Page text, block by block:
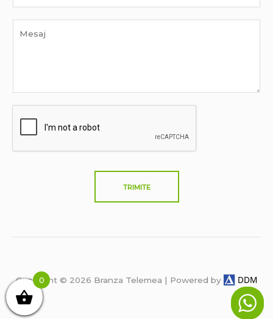
m
a
g
TRIMITE
Copyright © 2026 Branza Telemea | Powered by DDM
0